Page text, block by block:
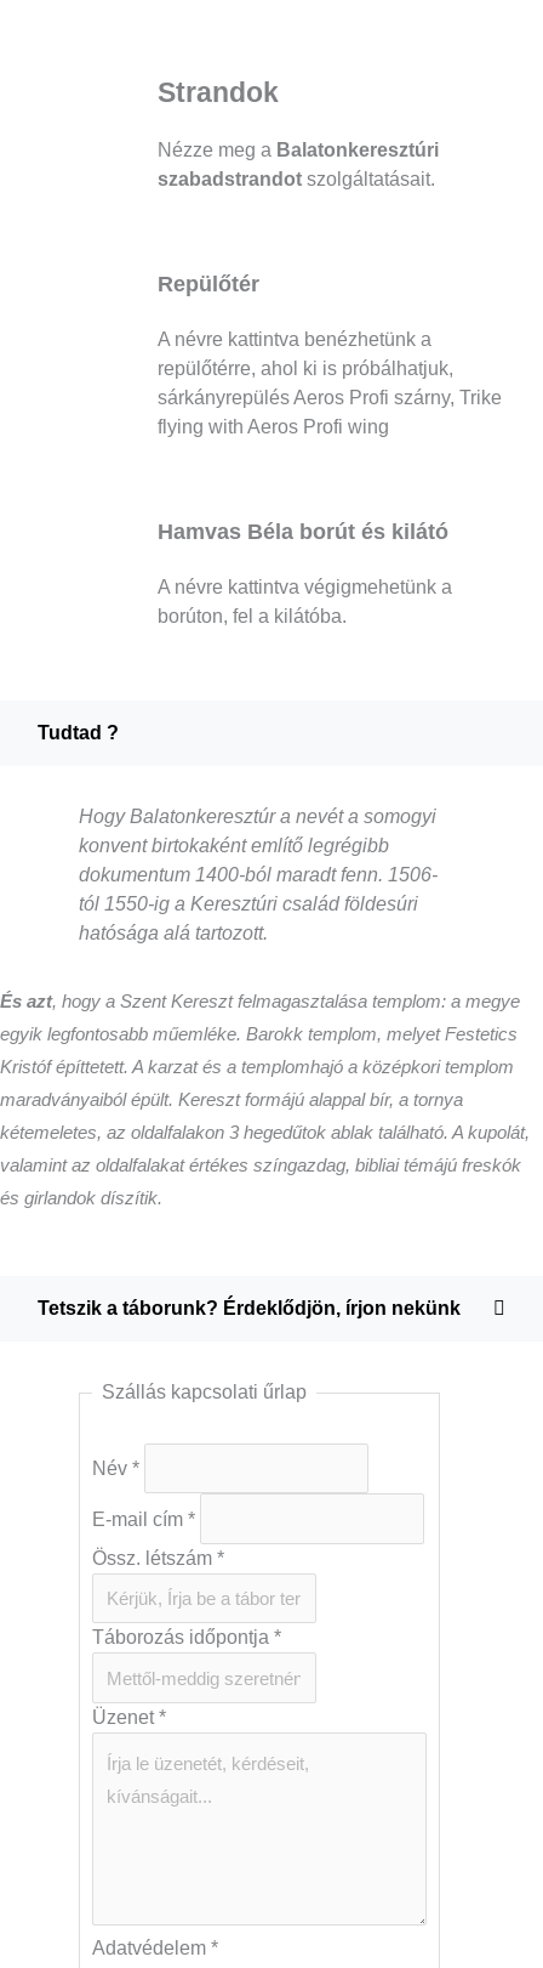
Strandok
Nézze meg a Balatonkeresztúri
szabadstrandot szolgáltatásait.
Repülőtér
A névre kattintva benézhetünk a
repülőtérre, ahol ki is próbálhatjuk,
sárkányrepülés Aeros Profi szárny, Trike
flying with Aeros Profi wing
Hamvas Béla borút és kilátó
A névre kattintva végigmehetünk a
borúton, fel a kilátóba.
Tudtad ?
Hogy Balatonkeresztúr a nevét a somogyi
konvent birtokaként említő legrégibb
dokumentum 1400-ból maradt fenn. 1506-
tól 1550-ig a Keresztúri család földesúri
hatósága alá tartozott.
És azt, hogy a Szent Kereszt felmagasztalása templom: a megye
egyik legfontosabb műemléke. Barokk templom, melyet Festetics
Kristóf építtetett. A karzat és a templomhajó a középkori templom
maradványaiból épült. Kereszt formájú alappal bír, a tornya
kétemeletes, az oldalfalakon 3 hegedűtok ablak található. A kupolát,
valamint az oldalfalakat értékes színgazdag, bibliai témájú freskók
és girlandok díszítik.
Tetszik a táborunk? Érdeklődjön, írjon nekünk
Szállás kapcsolati űrlap
Név *
E-mail cím *
Össz. létszám *
Táborozás időpontja *
Üzenet*
Adatvédelem *